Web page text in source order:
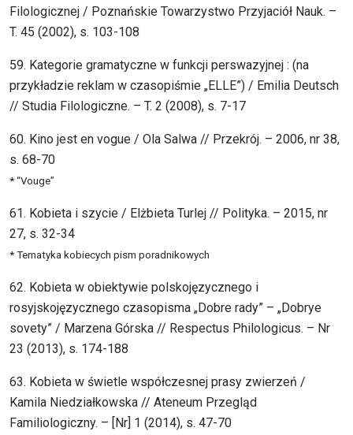
Filologicznej / Poznańskie Towarzystwo Przyjaciół Nauk. –
T. 45 (2002), s. 103-108
59. Kategorie gramatyczne w funkcji perswazyjnej : (na
przykładzie reklam w czasopiśmie „ELLE”) / Emilia Deutsch
// Studia Filologiczne. – T. 2 (2008), s. 7-17
60. Kino jest en vogue / Ola Salwa // Przekrój. – 2006, nr 38,
s. 68-70
* “Vouge”
61. Kobieta i szycie / Elżbieta Turlej // Polityka. – 2015, nr
27, s. 32-34
* Tematyka kobiecych pism poradnikowych
62. Kobieta w obiektywie polskojęzycznego i
rosyjskojęzycznego czasopisma „Dobre rady” – „Dobrye
sovety” / Marzena Górska // Respectus Philologicus. – Nr
23 (2013), s. 174-188
63. Kobieta w świetle współczesnej prasy zwierzeń /
Kamila Niedziałkowska // Ateneum Przegląd
Familiologiczny. – [Nr] 1 (2014), s. 47-70